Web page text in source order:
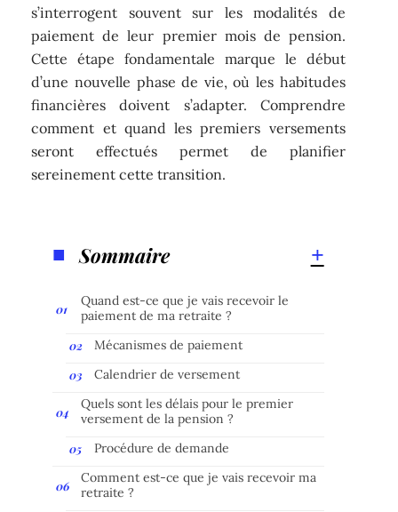
s’interrogent souvent sur les modalités de
paiement de leur premier mois de pension.
Cette étape fondamentale marque le début
d’une nouvelle phase de vie, où les habitudes
financières doivent s’adapter. Comprendre
comment et quand les premiers versements
seront effectués permet de planifier
sereinement cette transition.
Sommaire
Quand est-ce que je vais recevoir le
paiement de ma retraite ?
Mécanismes de paiement
Calendrier de versement
Quels sont les délais pour le premier
versement de la pension ?
Procédure de demande
Comment est-ce que je vais recevoir ma
retraite ?